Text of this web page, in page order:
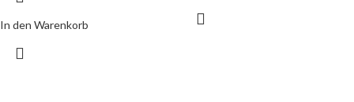
In den Warenkorb